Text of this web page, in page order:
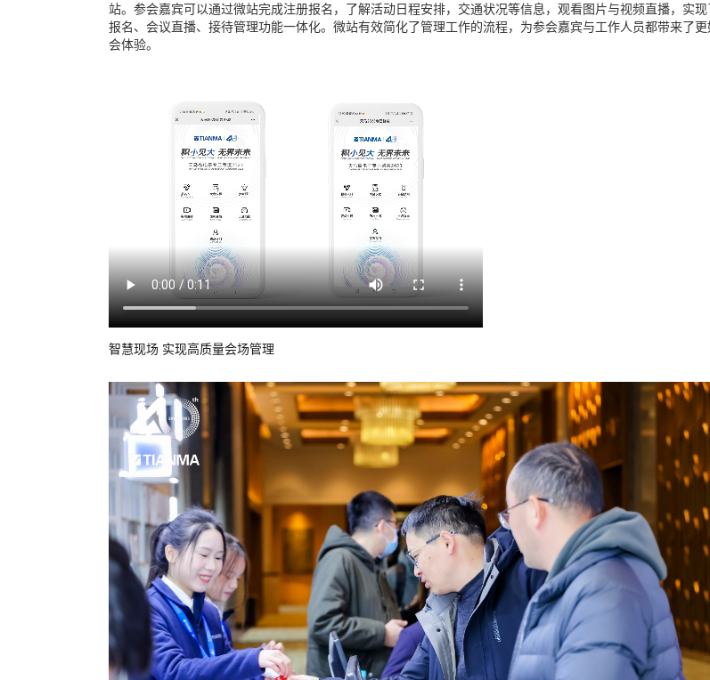
站。参会嘉宾可以通过微站完成注册报名，了解活动日程安排，交通状况等信息，观看图片与视频直播，实
报名、会议直播、接待管理功能一体化。微站有效简化了管理工作的流程，为参会嘉宾与工作人员都带来了
会体验。
智慧现场 实现高质量会场管理